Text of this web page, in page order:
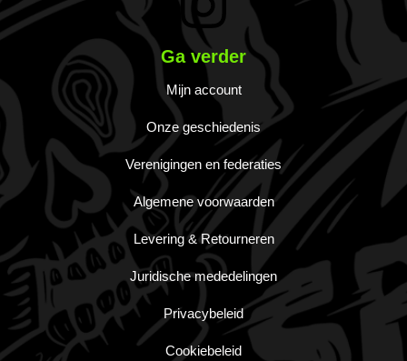
Ga verder
Mijn account
Onze geschiedenis
Verenigingen en federaties
Algemene voorwaarden
Levering & Retourneren
Juridische mededelingen
Privacybeleid
Cookiebeleid